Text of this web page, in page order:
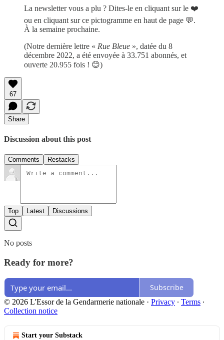
La newsletter vous a plu ? Dites-le en cliquant sur le ❤️
ou en cliquant sur ce pictogramme en haut de page 💬.
À la semaine prochaine.
(Notre dernière lettre « Rue Bleue », datée du 8
décembre 2022, a été envoyée à 33.751 abonnés, et
ouverte 20.955 fois ! 😊)
67
Share
Discussion about this post
Comments Restacks
Top Latest Discussions
No posts
Ready for more?
Subscribe
© 2026 L'Essor de la Gendarmerie nationale · Privacy ∙ Terms ∙
Collection notice
Start your Substack